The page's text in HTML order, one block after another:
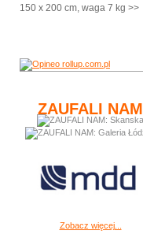
150 x 200 cm, waga 7 kg >>
ZAUFALI NAM
Zobacz więcej...